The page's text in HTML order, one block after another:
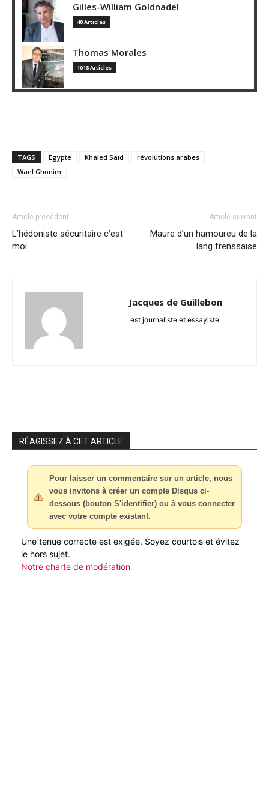
Gilles-William Goldnadel
40 Articles
Thomas Morales
1018 Articles
TAGS Égypte Khaled Saïd
révolutions arabes
Wael Ghonim
Article précédent
L’hédoniste sécuritaire c’est
moi
Article suivant
Maure d’un hamoureu de la
lang frenssaise
Jacques de Guillebon
est journaliste et essayiste.
RÉAGISSEZ À CET ARTICLE
Pour laisser un commentaire sur un article, nous
vous invitons à créer un compte Disqus ci-
dessous (bouton S'identifier) ou à vous connecter
avec votre compte existant.
Une tenue correcte est exigée. Soyez courtois et évitez
le hors sujet.
Notre charte de modération